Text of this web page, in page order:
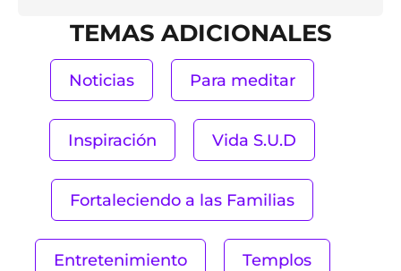
TEMAS ADICIONALES
Noticias Para meditar
Inspiración Vida S.U.D
Fortaleciendo a las Familias
Entretenimiento Templos